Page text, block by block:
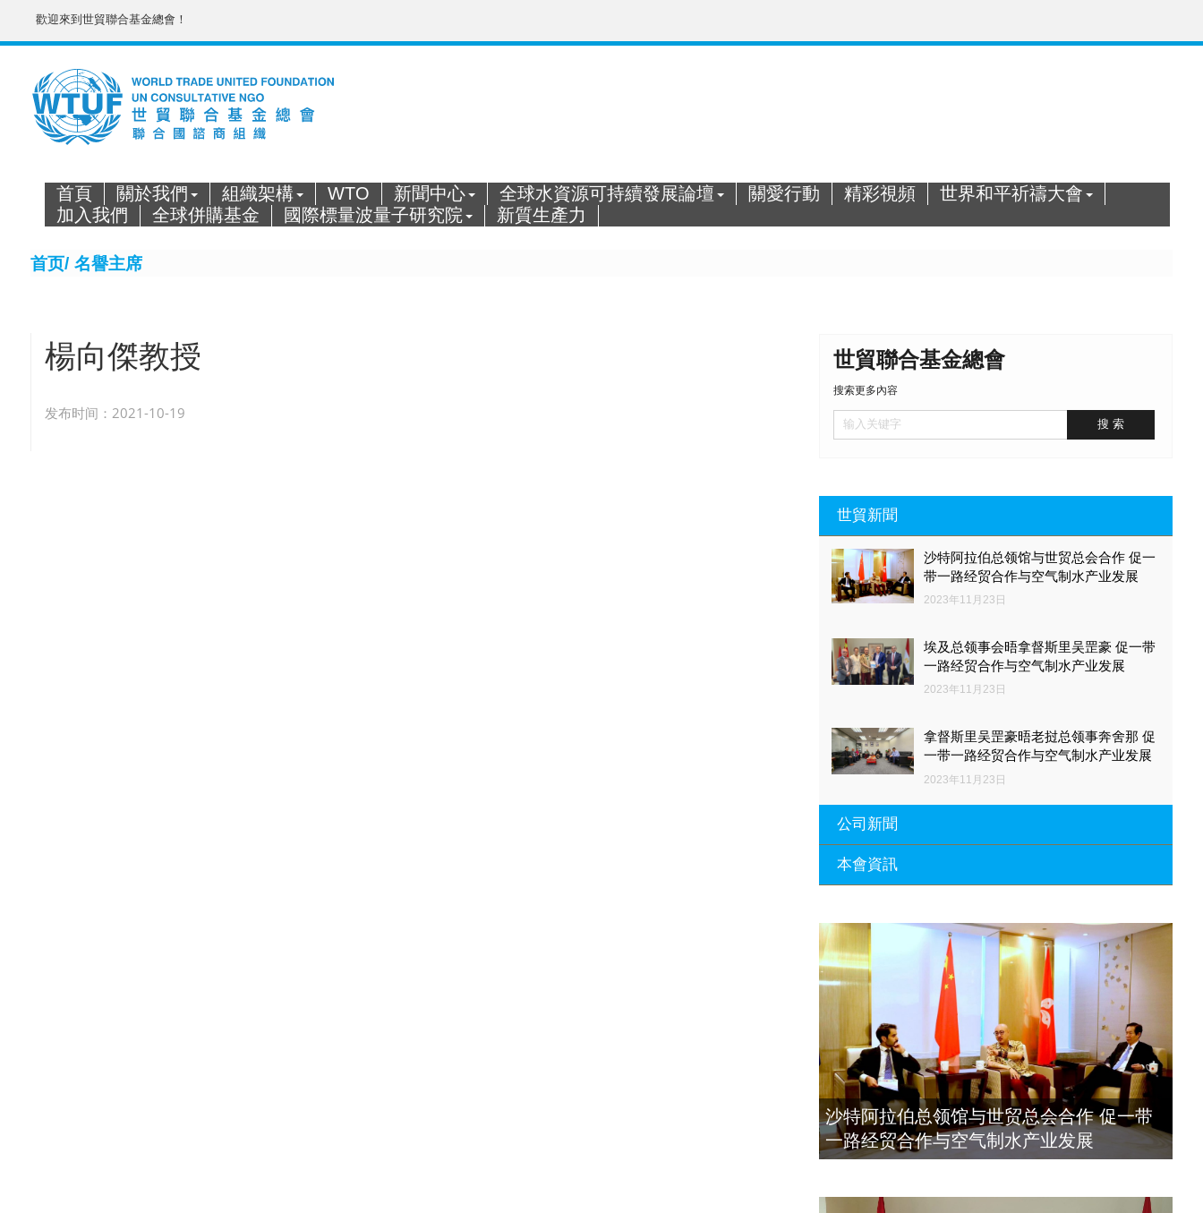
歡迎來到世貿聯合基金總會！
首頁 關於我們 組織架構 WTO 新聞中心 全球水資源可持續發展論壇 關愛行動 精彩視頻
世界和平祈禱大會
加入我們
全球併購基金 國際標量波量子研究院 新質生產力
首页/ 名譽主席
楊向傑教授
发布时间：2021-10-19
世貿聯合基金總會
搜索更多內容
世貿新聞
沙特阿拉伯总领馆与世贸总会合作 促一
带一路经贸合作与空气制水产业发展
2023年11月23日
埃及总领事会晤拿督斯里吴罡豪 促一带
一路经贸合作与空气制水产业发展
2023年11月23日
拿督斯里吴罡豪晤老挝总领事奔舍那 促
一带一路经贸合作与空气制水产业发展
2023年11月23日
公司新聞
带一路经贸合作与空气制水产业发展
埃及总领事会晤拿督斯里吴罡豪 促一带
一路经贸合作与空气制水产业发展
2023年11月23日
拿督斯里吴罡豪晤土耳其总领事 促一带
一路经贸合作与空气制水产业发展
2023年11月23日
本會資訊
瑚蒞臨 天泉鼎豐深圳總部及國際標量波
量子研究院
2021年12月10日
標量波光量子導入系統聯合國總部拿督
斯裏吳達鎔教授首發
2021年12月10日
空氣制水發明人吳達鎔出席聯合國環境
科政商管治聯盟會議
2021年12月10日
沙特阿拉伯总领馆与世贸总会合作 促一带
一路经贸合作与空气制水产业发展